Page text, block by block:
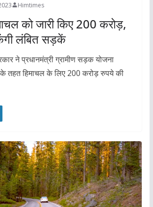
Himtimes
को जारी किए 200 करोड़,
लंबित सड़कें
ने प्रधानमंत्री ग्रामीण सड़क योजना
के तहत हिमाचल के लिए 200 करोड़ रुपये की